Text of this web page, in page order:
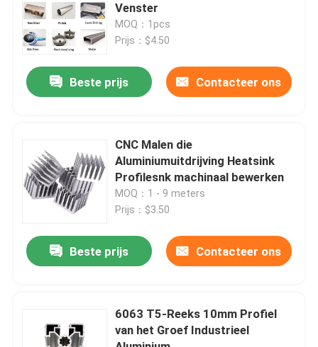
Ongeveer ons
Fabrieksreis
Contacteer ons
Verzoek om een Citaat
Industrieel Aluminiumprofiel
V het Profiel van het Groefaluminium
Venster
MOQ：1pcs
Prijs：$4.50
Beste prijs Contacteer ons
CNC Malen die
Aluminiumuitdrijving Heatsink
Profilesnk machinaal bewerken
MOQ：1 - 9 meters
Prijs：$3.50
Beste prijs Contacteer ons
6063 T5-Reeks 10mm Profiel
van het Groef Industrieel